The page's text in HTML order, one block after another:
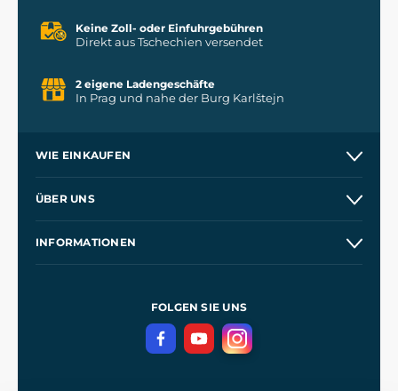
Keine Zoll- oder Einfuhrgebühren
Direkt aus Tschechien versendet
2 eigene Ladengeschäfte
In Prag und nahe der Burg Karlštejn
WIE EINKAUFEN
Kontakt
ÜBER UNS
INFORMATIONEN
DatenschutzerklärungFOLGEN SIE UNS